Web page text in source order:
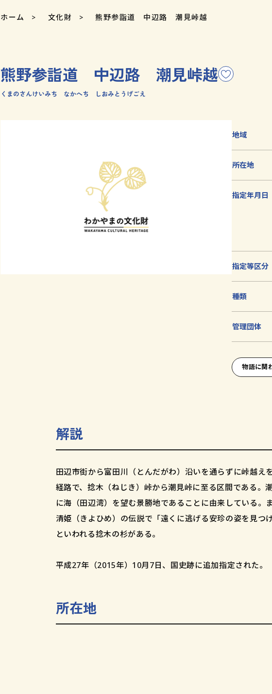
ホーム 文化財 熊野参詣道 中辺路 潮見峠越
熊野参詣道 中辺路 潮見峠越こ
の
くまのさんけいみち なかへち しおみとうげごえ
地域
所在地
指定年月日
指定等区分
種類
管理団体
物語に関
解説
田辺市街から富田川（とんだがわ）沿いを通らずに峠越え
経路で、捻木（ねじき）峠から潮見峠に至る区間である。
に海（田辺湾）を望む景勝地であることに由来している。
清姫（きよひめ）の伝説で「遠くに逃げる安珍の姿を見つ
といわれる捻木の杉がある。
平成27年（2015年）10月7日、国史跡に追加指定された。
所在地